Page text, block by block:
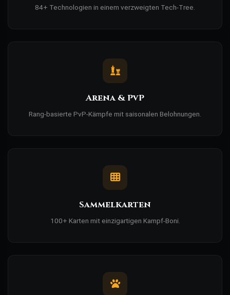
84+ Technologien in einem verzweigten Tech-Tree.
Arena & PvP
Rang-basierte PvP-Kämpfe mit saisonalen Belohnungen.
Sammelkarten
100+ Karten mit einzigartigen Kampf-Boni.